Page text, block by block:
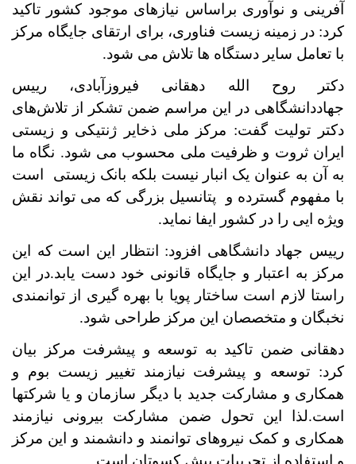
آفرینی و نوآوری براساس نیازهای موجود کشور تاکید
کرد: در زمینه زیست فناوری، برای ارتقای جایگاه مرکز
با تعامل سایر دستگاه ها تلاش می شود.
دکتر روح الله دهقانی فیروزآبادی، رییس
جهاددانشگاهی در این مراسم ضمن تشکر از تلاش‌های
دکتر تولیت گفت: مرکز ملی ذخایر ژنتیکی و زیستی
ایران ثروت و ظرفیت ملی محسوب می شود. نگاه ما
به آن به عنوان یک انبار نیست بلکه بانک زیستی است
با مفهوم گسترده و پتانسیل بزرگی که می تواند نقش
ویژه ایی را در کشور ایفا نماید.
رییس جهاد دانشگاهی افزود: انتظار این است که این
مرکز به اعتبار و جایگاه قانونی خود دست یابد.در این
راستا لازم است ساختار پویا با بهره گیری از توانمندی
نخبگان و متخصصان این مرکز طراحی شود.
دهقانی ضمن تاکید به توسعه و پیشرفت مرکز بیان
کرد: توسعه و پیشرفت نیازمند تغییر زیست بوم و
همکاری و مشارکت جدید با دیگر سازمان و یا شرکتها
است.لذا این تحول ضمن مشارکت بیرونی نیازمند
همکاری و کمک نیروهای توانمند و دانشمند و این مرکز
و استفاده از تجربیات پیش کسوتان است.